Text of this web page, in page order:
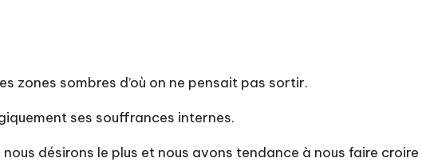
zones sombres d’où on ne pensait pas sortir.
ses souffrances internes.
désirons le plus et nous avons tendance à nous faire